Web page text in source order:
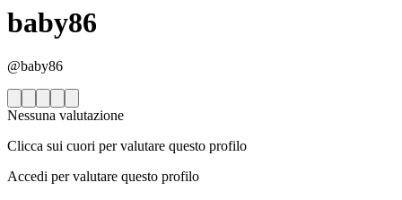
baby86
@baby86
Nessuna valutazione
Clicca sui cuori per valutare questo profilo
Accedi per valutare questo profilo